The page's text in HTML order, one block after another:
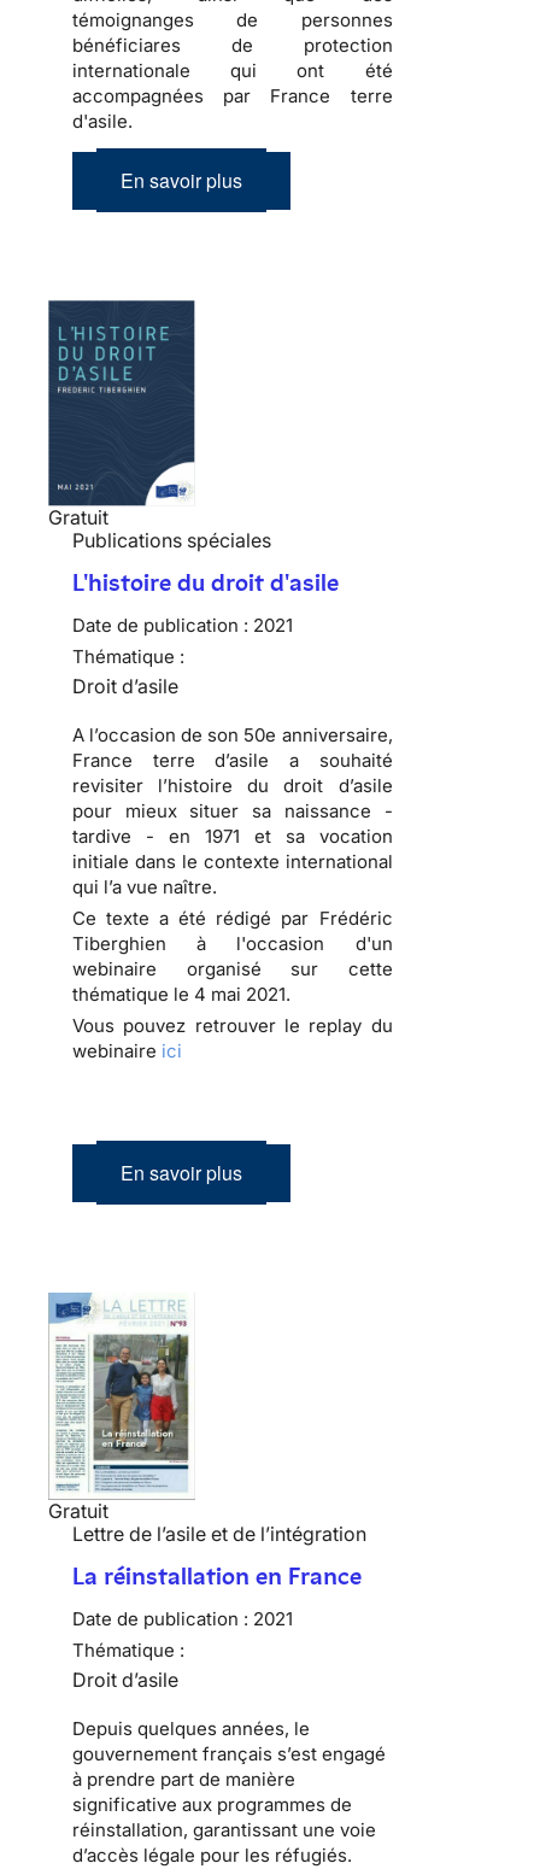
témoignanges de personnes
bénéficiares de protection
internationale qui ont été
accompagnées par France terre
d'asile.
En savoir plus
Gratuit
Publications spéciales
L'histoire du droit d'asile
Date de publication : 2021
Thématique :
Droit d’asile
A l’occasion de son 50e anniversaire,
France terre d’asile a souhaité
revisiter l’histoire du droit d’asile
pour mieux situer sa naissance -
tardive - en 1971 et sa vocation
initiale dans le contexte international
qui l’a vue naître.
Ce texte a été rédigé par Frédéric
Tiberghien à l'occasion d'un
webinaire organisé sur cette
thématique le 4 mai 2021.
Vous pouvez retrouver le replay du
webinaire ici
En savoir plus
Gratuit
Lettre de l’asile et de l’intégration
La réinstallation en France
Date de publication : 2021
Thématique :
Droit d’asile
Depuis quelques années, le
gouvernement français s’est engagé
à prendre part de manière
significative aux programmes de
réinstallation, garantissant une voie
d’accès légale pour les réfugiés.